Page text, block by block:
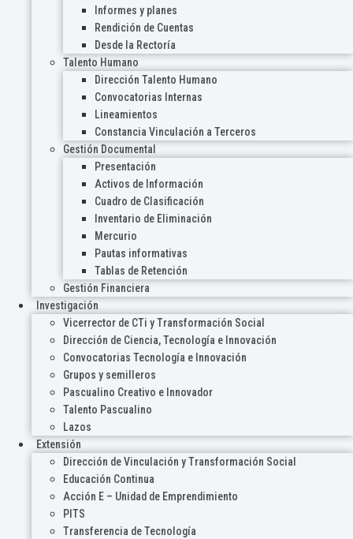
Informes y planes
Rendición de Cuentas
Desde la Rectoría
Talento Humano
Dirección Talento Humano
Convocatorias Internas
Lineamientos
Constancia Vinculación a Terceros
Gestión Documental
Presentación
Activos de Información
Cuadro de Clasificación
Inventario de Eliminación
Mercurio
Pautas informativas
Tablas de Retención
Gestión Financiera
Investigación
Vicerrector de CTi y Transformación Social
Dirección de Ciencia, Tecnología e Innovación
Convocatorias Tecnología e Innovación
Grupos y semilleros
Pascualino Creativo e Innovador
Talento Pascualino
Lazos
Extensión
Dirección de Vinculación y Transformación Social
Educación Continua
Acción E – Unidad de Emprendimiento
PITS
Transferencia de Tecnología